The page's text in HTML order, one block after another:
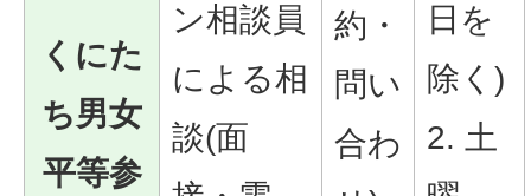
くにた
ち男女
平等参
ン相談員
による相
談(面
約・
問い
合わ
日を
除く)
2. 土